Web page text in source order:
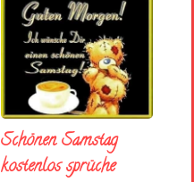
Schönen Samstag
kostenlos sprüche